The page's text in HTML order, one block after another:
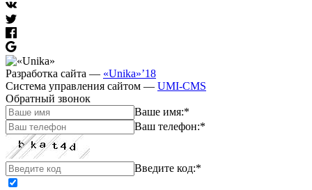
Разработка сайта — «Unika»’18
Система управления сайтом — UMI-CMS
Обратный звонок
Ваше имя:*
Ваш телефон:*
Введите код:*